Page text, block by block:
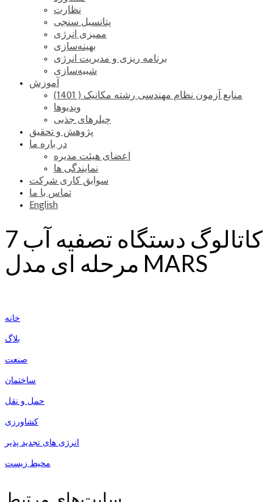
نظارت
پتانسیل سنجی
ممیزی انرژی
بهینه‌سازی
برنامه ریزی و مدیریت انرژی
شبیه‌سازی
آموزش
منابع آزمون نظام مهندسی رشته مکانیک ( 1401)
ویدیوها
چیلرهای جذبی
پژوهش و تحقیق
در باره ما
اعضای هیئت مدیره
نمایندگی ها
سوابق کاری شرکت
تماس با ما
English
کاتالوگ دستگاه تصفیه آب 7
مرحله ای مدل MARS
خانه
بلاگ
صنعت
ساختمان
حمل و نقل
کشاورزی
انرژی های تجدید پذیر
محیط زیست